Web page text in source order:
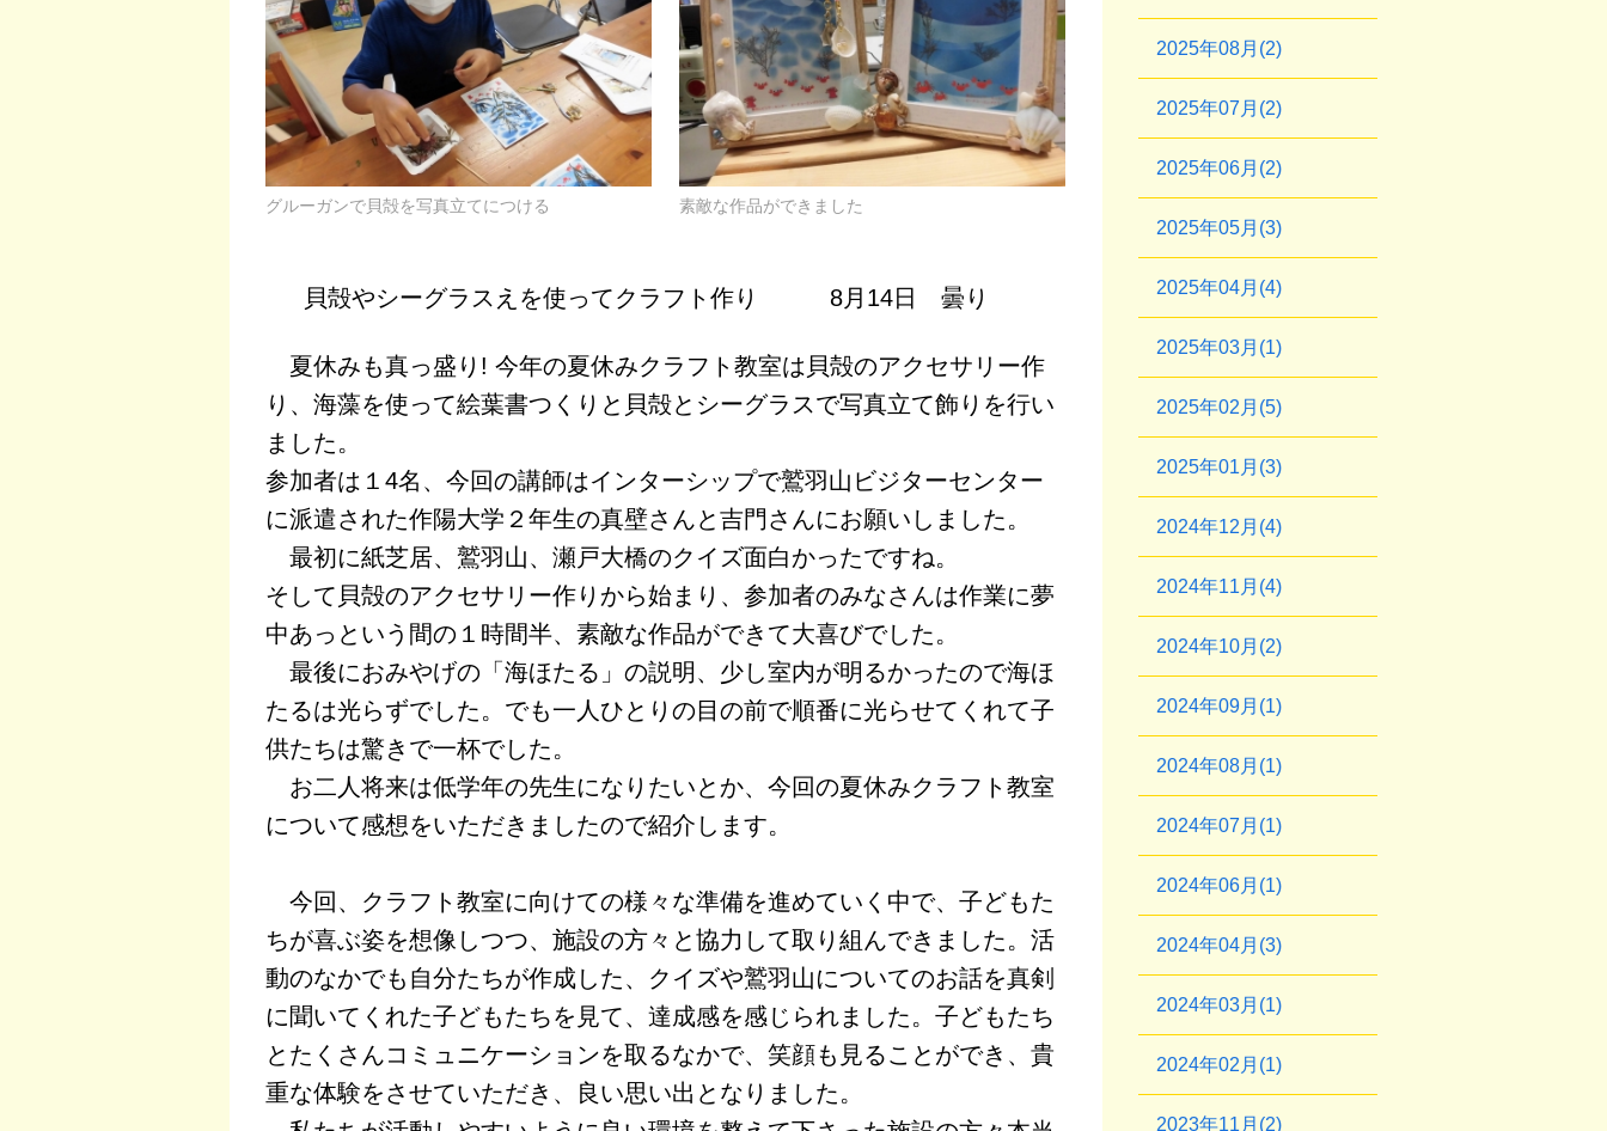
グルーガンで貝殻を写真立てにつける 素敵な作品ができました
貝殻やシーグラスえを使ってクラフト作り 8月14日 曇り
夏休みも真っ盛り! 今年の夏休みクラフト教室は貝殻のアクセサリー作
り、海藻を使って絵葉書つくりと貝殻とシーグラスで写真立て飾りを行い
ました。
参加者は１4名、今回の講師はインターシップで鷲羽山ビジターセンター
に派遣された作陽大学２年生の真壁さんと吉門さんにお願いしました。
最初に紙芝居、鷲羽山、瀬戸大橋のクイズ面白かったですね。
そして貝殻のアクセサリー作りから始まり、参加者のみなさんは作業に夢
中あっという間の１時間半、素敵な作品ができて大喜びでした。
最後におみやげの「海ほたる」の説明、少し室内が明るかったので海ほ
たるは光らずでした。でも一人ひとりの目の前で順番に光らせてくれて子
供たちは驚きで一杯でした。
お二人将来は低学年の先生になりたいとか、今回の夏休みクラフト教室
について感想をいただきましたので紹介します。
今回、クラフト教室に向けての様々な準備を進めていく中で、子どもた
ちが喜ぶ姿を想像しつつ、施設の方々と協力して取り組んできました。活
動のなかでも自分たちが作成した、クイズや鷲羽山についてのお話を真剣
に聞いてくれた子どもたちを見て、達成感を感じられました。子どもたち
とたくさんコミュニケーションを取るなかで、笑顔も見ることができ、貴
重な体験をさせていただき、良い思い出となりました。
2025年08月(2)
2025年07月(2)
2025年06月(2)
2025年05月(3)
2025年04月(4)
2025年03月(1)
2025年02月(5)
2025年01月(3)
2024年12月(4)
2024年11月(4)
2024年10月(2)
2024年09月(1)
2024年08月(1)
2024年07月(1)
2024年06月(1)
2024年04月(3)
2024年03月(1)
2024年02月(1)
2023年11月(2)